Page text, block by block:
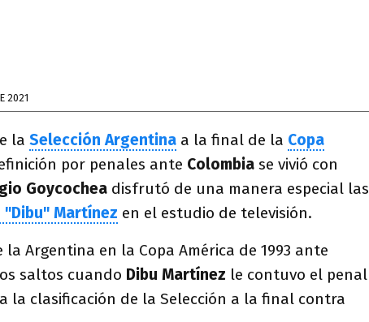
2021
la Selección Argentina a la final de la Copa
por penales ante Colombia se vivió con
Goycochea disfrutó de una manera especial las
"Dibu" Martínez en el estudio de televisión.
la Argentina en la Copa América de 1993 ante
saltos cuando Dibu Martínez le contuvo el penal
la clasificación de la Selección a la final contra